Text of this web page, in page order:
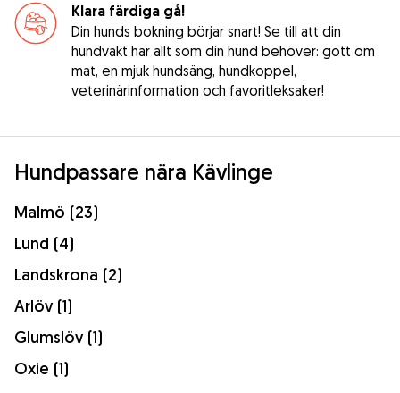
Klara färdiga gå!
Din hunds bokning börjar snart! Se till att din
hundvakt har allt som din hund behöver: gott om
mat, en mjuk hundsäng, hundkoppel,
veterinärinformation och favoritleksaker!
Hundpassare nära Kävlinge
Malmö (23)
Lund (4)
Landskrona (2)
Arlöv (1)
Glumslöv (1)
Oxie (1)